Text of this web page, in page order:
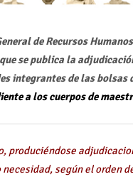
de Recursos
se publica la
integrantes de las bolsas
a los cuerpos de
produciéndose
necesidad, según el orden